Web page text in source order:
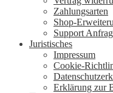
Zahlungsarten
Shop-
Support
Juristisches
Impressum
Cookie-
Erklärung zur